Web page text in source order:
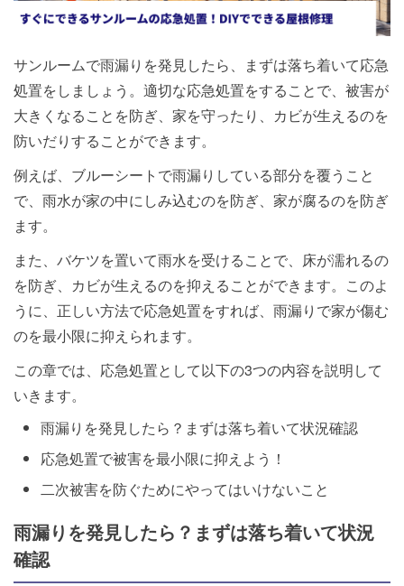
サンルームで雨漏りを発見したら、まずは落ち着いて応急
処置をしましょう。適切な応急処置をすることで、被害が
大きくなることを防ぎ、家を守ったり、カビが生えるのを
防いだりすることができます。
例えば、ブルーシートで雨漏りしている部分を覆うこと
で、雨水が家の中にしみ込むのを防ぎ、家が腐るのを防ぎ
ます。
また、バケツを置いて雨水を受けることで、床が濡れるの
を防ぎ、カビが生えるのを抑えることができます。このよ
うに、正しい方法で応急処置をすれば、雨漏りで家が傷む
のを最小限に抑えられます。
この章では、応急処置として以下の3つの内容を説明して
いきます。
雨漏りを発見したら？まずは落ち着いて状況確認
応急処置で被害を最小限に抑えよう！
二次被害を防ぐためにやってはいけないこと
雨漏りを発見したら？まずは落ち着いて状況
確認